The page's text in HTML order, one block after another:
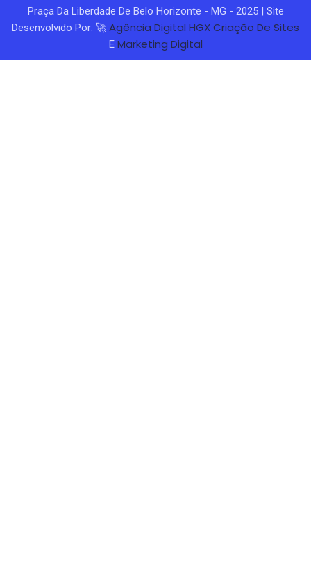
Praça Da Liberdade De Belo Horizonte - MG - 2025 | Site
Desenvolvido Por: 🚀 Agência Digital HGXCriação De Sites
E Marketing Digital